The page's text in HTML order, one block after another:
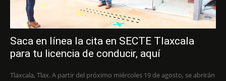
Saca en línea la cita en SECTE Tlaxcala
para tu licencia de conducir, aquí
Tlaxcala, Tlax. A partir del próximo miércoles 19 de agosto, se abrirán